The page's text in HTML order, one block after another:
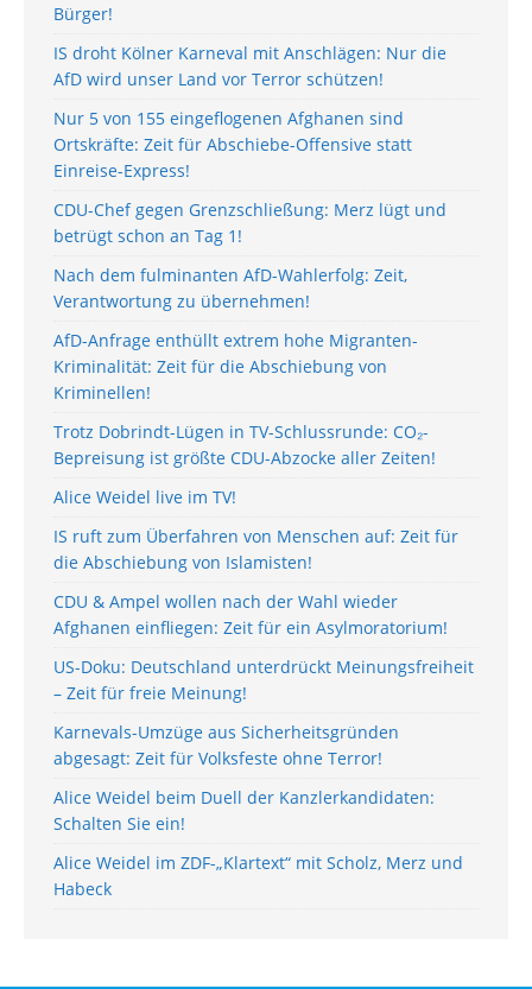
Bürger!
IS droht Kölner Karneval mit Anschlägen: Nur die
AfD wird unser Land vor Terror schützen!
Nur 5 von 155 eingeflogenen Afghanen sind
Ortskräfte: Zeit für Abschiebe-Offensive statt
Einreise-Express!
CDU-Chef gegen Grenzschließung: Merz lügt und
betrügt schon an Tag 1!
Nach dem fulminanten AfD-Wahlerfolg: Zeit,
Verantwortung zu übernehmen!
AfD-Anfrage enthüllt extrem hohe Migranten-
Kriminalität: Zeit für die Abschiebung von
Kriminellen!
Trotz Dobrindt-Lügen in TV-Schlussrunde: CO₂-
Bepreisung ist größte CDU-Abzocke aller Zeiten!
Alice Weidel live im TV!
IS ruft zum Überfahren von Menschen auf: Zeit für
die Abschiebung von Islamisten!
CDU & Ampel wollen nach der Wahl wieder
Afghanen einfliegen: Zeit für ein Asylmoratorium!
US-Doku: Deutschland unterdrückt Meinungsfreiheit
– Zeit für freie Meinung!
Karnevals-Umzüge aus Sicherheitsgründen
abgesagt: Zeit für Volksfeste ohne Terror!
Alice Weidel beim Duell der Kanzlerkandidaten:
Schalten Sie ein!
Alice Weidel im ZDF-„Klartext“ mit Scholz, Merz und
Habeck